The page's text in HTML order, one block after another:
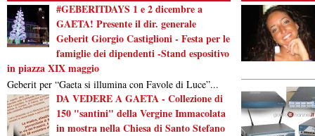
#GEBERITDAYS 1 e 2 dicembre a
GAETA! Presente il dir. generale
Geberit Giorgio Castiglioni - Festa per le
famiglie dei dipendenti -Stand espositivo
in piazza XIX maggio
Geberit per “Gaeta si illumina con Favole di Luce”...
DA VEDERE A GAETA - Collezione di
150 "santini" della Vergine Immacolata
in mostra nella Chiesa di Santo Stefano